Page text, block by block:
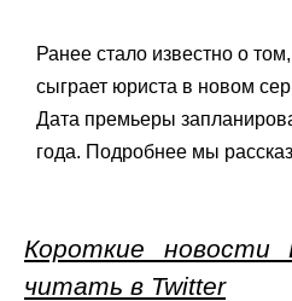
Ранее стало известно о
сыграет юриста в новом
Дата премьеры
года. Подробнее мы
Короткие новости
читать в Twitter